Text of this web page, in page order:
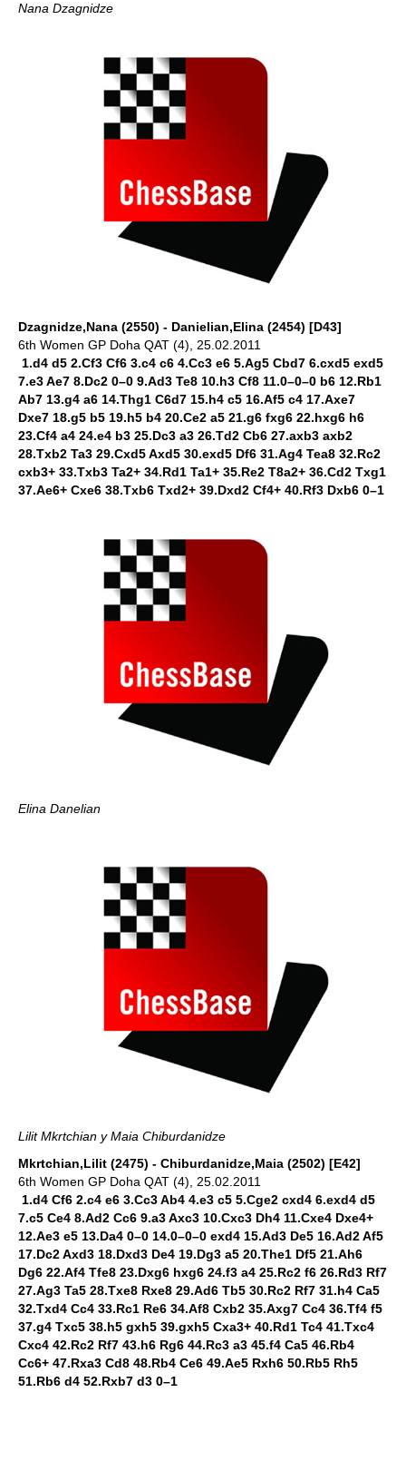
Nana Dzagnidze
Dzagnidze,Nana (2550) - Danielian,Elina (2454) [D43]
6th Women GP Doha QAT (4), 25.02.2011
1.d4 d5 2.Cf3 Cf6 3.c4 c6 4.Cc3 e6 5.Ag5 Cbd7 6.cxd5 exd5
7.e3 Ae7 8.Dc2 0–0 9.Ad3 Te8 10.h3 Cf8 11.0–0–0 b6 12.Rb1
Ab7 13.g4 a6 14.Thg1 C6d7 15.h4 c5 16.Af5 c4 17.Axe7
Dxe7 18.g5 b5 19.h5 b4 20.Ce2 a5 21.g6 fxg6 22.hxg6 h6
23.Cf4 a4 24.e4 b3 25.Dc3 a3 26.Td2 Cb6 27.axb3 axb2
28.Txb2 Ta3 29.Cxd5 Axd5 30.exd5 Df6 31.Ag4 Tea8 32.Rc2
cxb3+ 33.Txb3 Ta2+ 34.Rd1 Ta1+ 35.Re2 T8a2+ 36.Cd2 Txg1
37.Ae6+ Cxe6 38.Txb6 Txd2+ 39.Dxd2 Cf4+ 40.Rf3 Dxb6 0–1
Elina Danelian
Lilit Mkrtchian y Maia Chiburdanidze
Mkrtchian,Lilit (2475) - Chiburdanidze,Maia (2502) [E42]
6th Women GP Doha QAT (4), 25.02.2011
1.d4 Cf6 2.c4 e6 3.Cc3 Ab4 4.e3 c5 5.Cge2 cxd4 6.exd4 d5
7.c5 Ce4 8.Ad2 Cc6 9.a3 Axc3 10.Cxc3 Dh4 11.Cxe4 Dxe4+
12.Ae3 e5 13.Da4 0–0 14.0–0–0 exd4 15.Ad3 De5 16.Ad2 Af5
17.Dc2 Axd3 18.Dxd3 De4 19.Dg3 a5 20.The1 Df5 21.Ah6
Dg6 22.Af4 Tfe8 23.Dxg6 hxg6 24.f3 a4 25.Rc2 f6 26.Rd3 Rf7
27.Ag3 Ta5 28.Txe8 Rxe8 29.Ad6 Tb5 30.Rc2 Rf7 31.h4 Ca5
32.Txd4 Cc4 33.Rc1 Re6 34.Af8 Cxb2 35.Axg7 Cc4 36.Tf4 f5
37.g4 Txc5 38.h5 gxh5 39.gxh5 Cxa3+ 40.Rd1 Tc4 41.Txc4
Cxc4 42.Rc2 Rf7 43.h6 Rg6 44.Rc3 a3 45.f4 Ca5 46.Rb4
Cc6+ 47.Rxa3 Cd8 48.Rb4 Ce6 49.Ae5 Rxh6 50.Rb5 Rh5
51.Rb6 d4 52.Rxb7 d3 0–1